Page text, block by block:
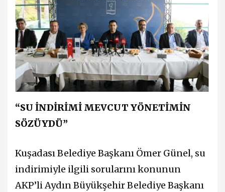
“SU İNDİRİMİ MEVCUT YÖNETİMİN
SÖZÜYDÜ”
Kuşadası Belediye Başkanı Ömer Günel, su
indirimiyle ilgili sorularını konunun
AKP’li Aydın Büyükşehir Belediye Başkanı